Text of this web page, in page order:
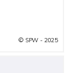
© SPW - 2025